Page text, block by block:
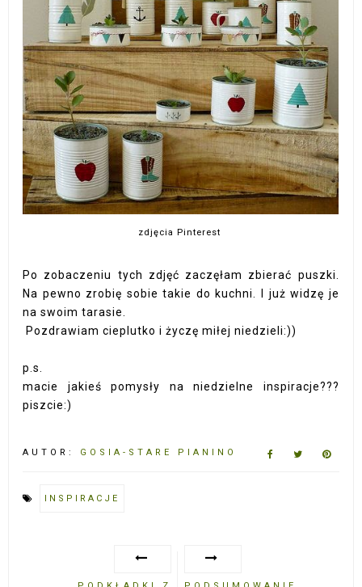
zdjęcia Pinterest
Po zobaczeniu tych zdjęć zaczęłam zbierać puszki.
Na pewno zrobię sobie takie do kuchni. I już widzę je
na swoim tarasie.
Pozdrawiam cieplutko i życzę miłej niedzieli:))
p.s.
macie jakieś pomysły na niedzielne inspiracje???
piszcie:)
AUTOR: GOSIA-STARE PIANINO
INSPIRACJE